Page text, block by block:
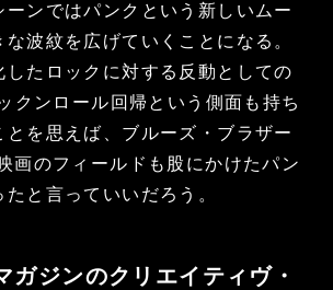
ーンではパンクという新しいムー
な波紋を広げていくことになる。
したロックに対する反動としての
クンロール回帰という側面も持ち
とを思えば、ブルーズ・ブラザー
画のフィールドも股にかけたパン
と言っていいだろう。
ガジンのクリエイティヴ・